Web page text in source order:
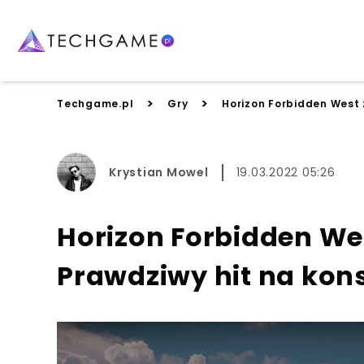
Techgame.pl > Gry > Horizon Forbidden
Krystian Mowel 19.03.2022 05:26
Horizon Forbidden
Prawdziwy hit na